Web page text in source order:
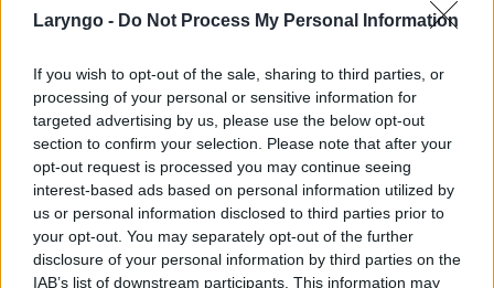
Laryngo - Do Not Process My Personal Information
If you wish to opt-out of the sale, sharing to third parties, or
processing of your personal or sensitive information for
targeted advertising by us, please use the below opt-out
section to confirm your selection. Please note that after your
opt-out request is processed you may continue seeing
interest-based ads based on personal information utilized by
us or personal information disclosed to third parties prior to
your opt-out. You may separately opt-out of the further
disclosure of your personal information by third parties on the
IAB’s list of downstream participants. This information may